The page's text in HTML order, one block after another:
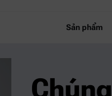
Sản phẩm